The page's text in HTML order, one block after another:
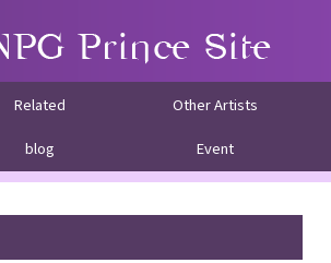
Related Other Artists
blog Event